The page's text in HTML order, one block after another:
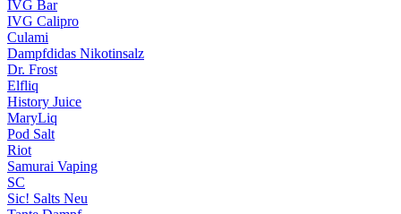
IVG Bar
IVG Calipro
Culami
Dampfdidas Nikotinsalz
Dr. Frost
Elfliq
History Juice
MaryLiq
Pod Salt
Riot
Samurai Vaping
SC
Sic! Salts Neu